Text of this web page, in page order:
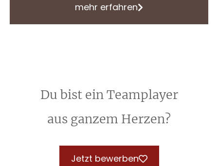
mehr erfahren
Du bist ein Teamplayer
aus ganzem Herzen?
Jetzt bewerben